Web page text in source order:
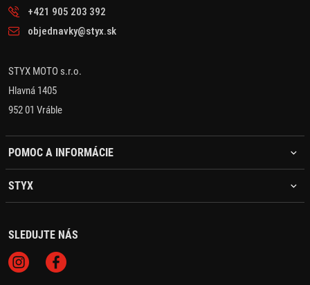
+421 905 203 392
objednavky@styx.sk
STYX MOTO s.r.o.
Hlavná 1405
952 01 Vráble
POMOC A INFORMÁCIE
STYX
SLEDUJTE NÁS